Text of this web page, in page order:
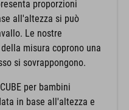
proporzioni
all'altezza si può
Le nostre
misura coprono una
si sovrappongono.
per bambini
in base all'altezza e